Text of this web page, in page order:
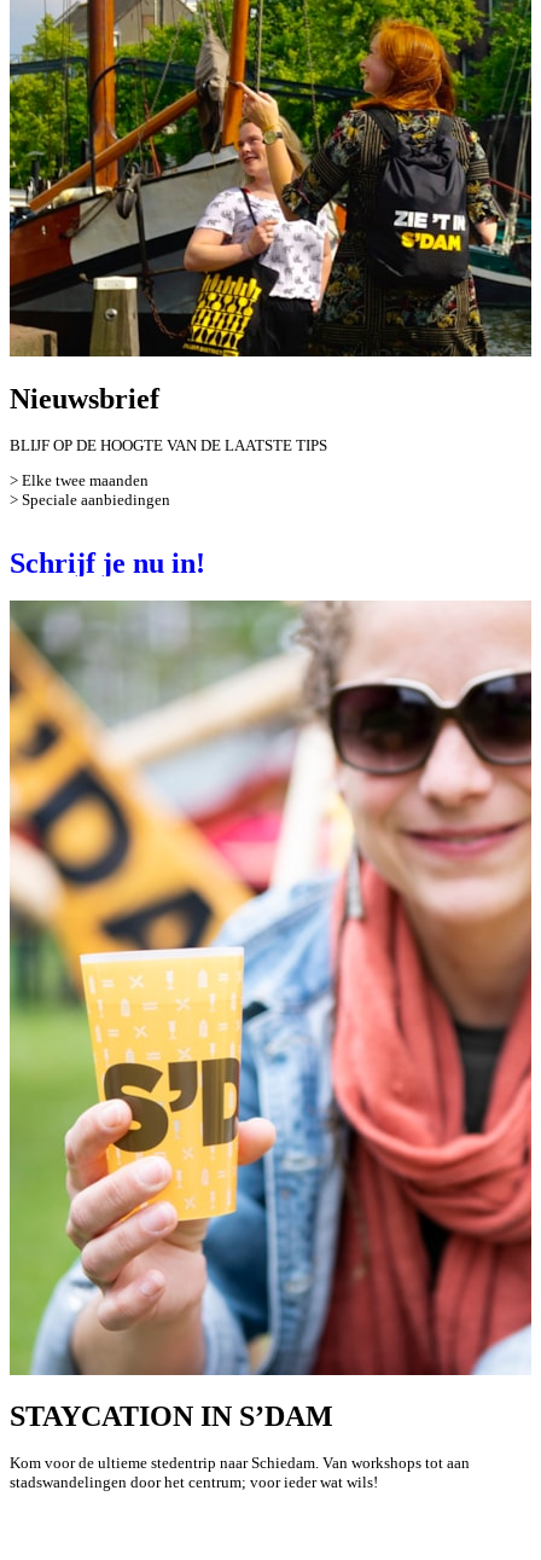
Nieuwsbrief
BLIJF OP DE HOOGTE VAN DE LAATSTE TIPS
> Elke twee maanden
> Speciale aanbiedingen
Schrijf je nu in!
STAYCATION IN S’DAM
Kom voor de ultieme stedentrip naar Schiedam. Van workshops tot aan
stadswandelingen door het centrum; voor ieder wat wils!